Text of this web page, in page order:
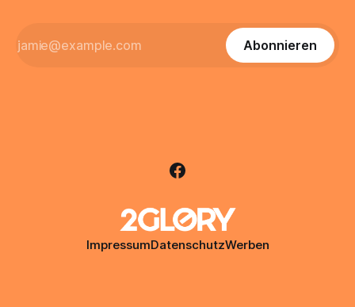
Abonnieren
ImpressumDatenschutzWerben